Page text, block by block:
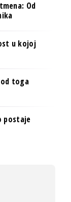
Od
u kojoj
toga
postaje